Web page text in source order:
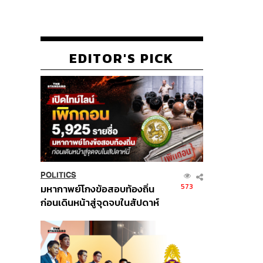
EDITOR'S PICK
POLITICS
มหากาพย์โกงข้อสอบท้องถิ่น
ก่อนเดินหน้าสู่จุดจบในสัปดาห์
573